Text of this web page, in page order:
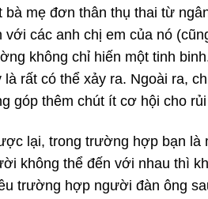
bà mẹ đơn thân thụ thai từ
với các anh chị em của nó
không chỉ hiến một tinh
là rất có thể xảy ra. Ngoài ra,
góp thêm chút ít cơ hội cho
lại, trong trường hợp bạn là
không thể đến với nhau thì
trường hợp người đàn ông